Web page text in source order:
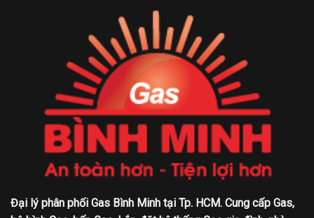
Đại lý phân phối Gas Bình Minh tại Tp. HCM. Cung cấp Gas,